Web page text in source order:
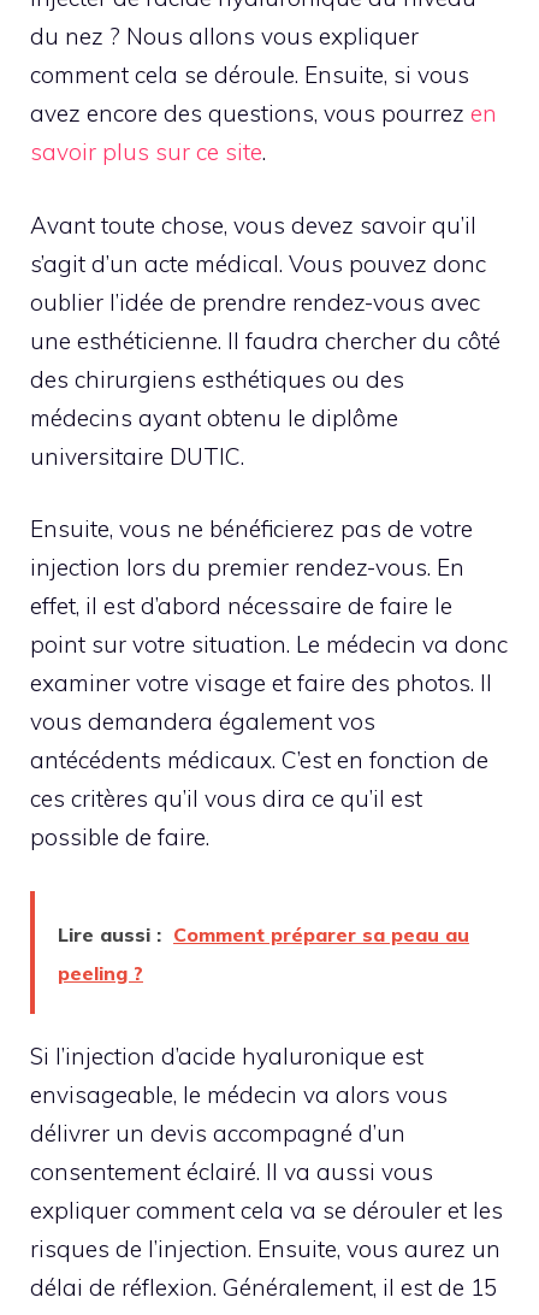
du nez ? Nous allons vous expliquer
comment cela se déroule. Ensuite, si vous
avez encore des questions, vous pourrez en
savoir plus sur ce site.
Avant toute chose, vous devez savoir qu’il
s’agit d’un acte médical. Vous pouvez donc
oublier l’idée de prendre rendez-vous avec
une esthéticienne. Il faudra chercher du côté
des chirurgiens esthétiques ou des
médecins ayant obtenu le diplôme
universitaire DUTIC.
Ensuite, vous ne bénéficierez pas de votre
injection lors du premier rendez-vous. En
effet, il est d’abord nécessaire de faire le
point sur votre situation. Le médecin va donc
examiner votre visage et faire des photos. Il
vous demandera également vos
antécédents médicaux. C’est en fonction de
ces critères qu’il vous dira ce qu’il est
possible de faire.
Lire aussi : Comment préparer sa peau au
peeling ?
Si l’injection d’acide hyaluronique est
envisageable, le médecin va alors vous
délivrer un devis accompagné d’un
consentement éclairé. Il va aussi vous
expliquer comment cela va se dérouler et les
risques de l’injection. Ensuite, vous aurez un
délai de réflexion. Généralement, il est de 15